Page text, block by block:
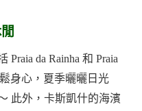
da Rainha 和 Praia
身心，夏季曬曬日光
此外，卡斯凱什的海濱